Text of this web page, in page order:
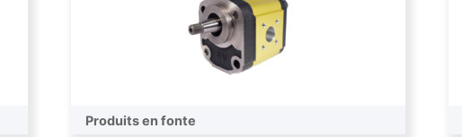
Produits en fonte